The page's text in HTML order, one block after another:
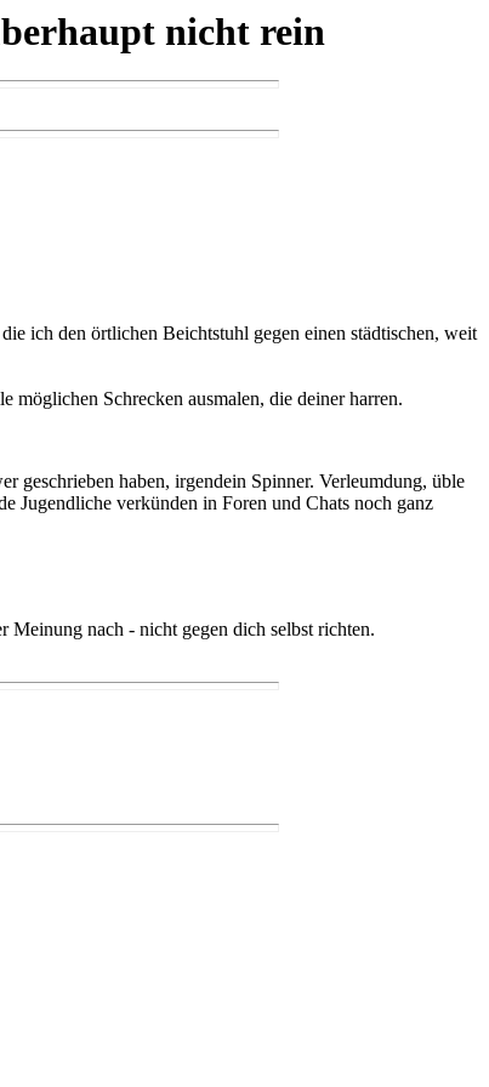
nicht rein
ich den örtlichen Beichtstuhl gegen einen städtischen, weit
möglichen Schrecken ausmalen, die deiner harren.
geschrieben haben, irgendein Spinner. Verleumdung, üble
Jugendliche verkünden in Foren und Chats noch ganz
Meinung nach - nicht gegen dich selbst richten.